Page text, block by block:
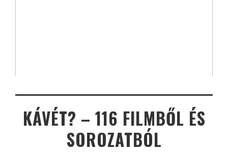
KÁVÉT? – 116 FILMBŐL ÉS
SOROZATBÓL